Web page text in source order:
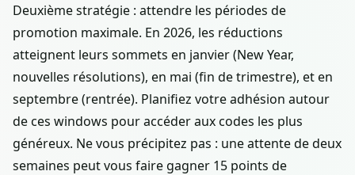
Deuxième stratégie : attendre les périodes de
promotion maximale. En 2026, les réductions
atteignent leurs sommets en janvier (New Year,
nouvelles résolutions), en mai (fin de trimestre), et en
septembre (rentrée). Planifiez votre adhésion autour
de ces windows pour accéder aux codes les plus
généreux. Ne vous précipitez pas : une attente de deux
semaines peut vous faire gagner 15 points de